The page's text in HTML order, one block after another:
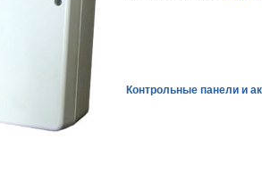
Контрольные панели и